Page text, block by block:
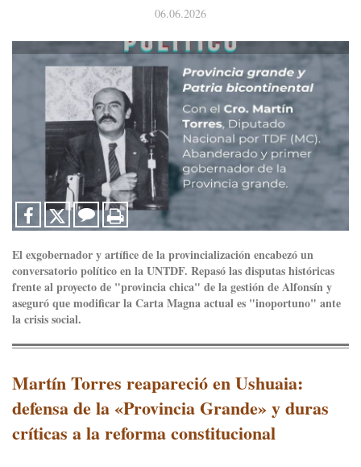
06.06.2026
El exgobernador y artífice de la provincialización encabezó un
conversatorio político en la UNTDF. Repasó las disputas históricas
frente al proyecto de "provincia chica" de la gestión de Alfonsín y
aseguró que modificar la Carta Magna actual es "inoportuno" ante
la crisis social.
Martín Torres reapareció en Ushuaia:
defensa de la «Provincia Grande» y duras
críticas a la reforma constitucional